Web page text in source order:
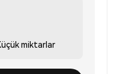
miktarlar